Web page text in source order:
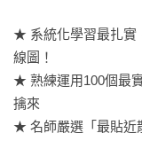
★ 系統化學習最扎實
線圖！
★ 熟練運用100個最
擒來
★ 名師嚴選「最貼近